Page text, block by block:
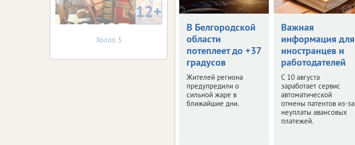
В Белгородской
области
потеплеет до +37
градусов
Жителей региона
предупредили о
сильной жаре в
ближайшие дни.
Важная
информация для
иностранцев и
работодателей
С 10 августа
заработает сервис
автоматической
отмены патентов из-за
неуплаты авансовых
платежей.
12+
Холоп 3